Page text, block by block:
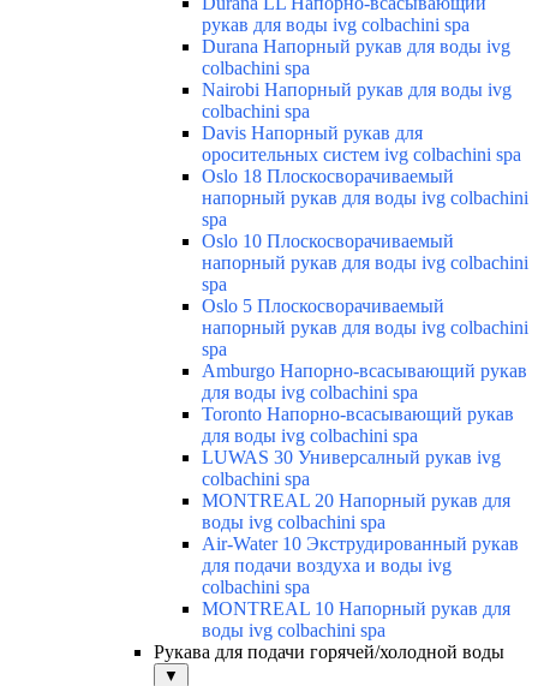
рукав для воды ivg colbachini spa
Durana Напорный рукав для воды ivg
colbachini spa
Nairobi Напорный рукав для воды ivg
colbachini spa
Davis Напорный рукав для
оросительных систем ivg colbachini spa
Oslo 18 Плоскосворачиваемый
напорный рукав для воды ivg colbachini
spa
Oslo 10 Плоскосворачиваемый
напорный рукав для воды ivg colbachini
spa
Oslo 5 Плоскосворачиваемый
напорный рукав для воды ivg colbachini
spa
Amburgo Напорно-всасывающий рукав
для воды ivg colbachini spa
Toronto Напорно-всасывающий рукав
для воды ivg colbachini spa
LUWAS 30 Универсалный рукав ivg
colbachini spa
MONTREAL 20 Напорный рукав для
воды ivg colbachini spa
Air-Water 10 Экструдированный рукав
для подачи воздуха и воды ivg
colbachini spa
MONTREAL 10 Напорный рукав для
воды ivg colbachini spa
Рукава для подачи горячей/холодной воды
▼